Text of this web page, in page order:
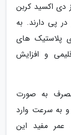
دی اکسید کربن
پی دارند. به
پلاستیک های
و افزایش
به صورت
به سرعت وارد
مفید این